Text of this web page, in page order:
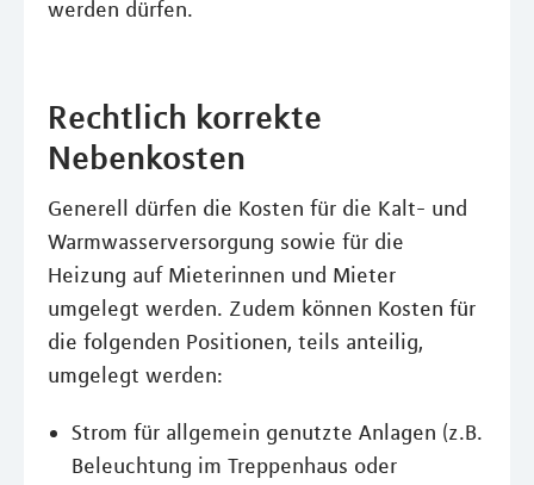
werden dürfen.
Rechtlich korrekte
Nebenkosten
Generell dürfen die Kosten für die Kalt- und
Warmwasserversorgung sowie für die
Heizung auf Mieterinnen und Mieter
umgelegt werden. Zudem können Kosten für
die folgenden Positionen, teils anteilig,
umgelegt werden:
Strom für allgemein genutzte Anlagen (z.B.
Beleuchtung im Treppenhaus oder